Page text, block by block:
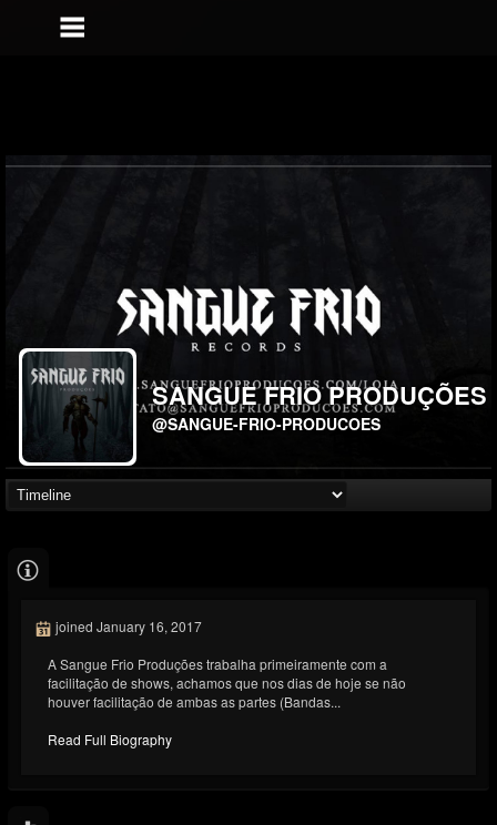
SANGUE FRIO PRODUÇÕES
@SANGUE-FRIO-PRODUCOES
joined January 16, 2017
A Sangue Frio Produções trabalha primeiramente com a
facilitação de shows, achamos que nos dias de hoje se não
houver facilitação de ambas as partes (Bandas...
Read Full Biography